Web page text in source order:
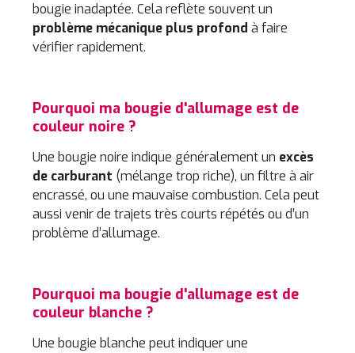
bougie inadaptée. Cela reflète souvent un
problème mécanique plus profond à faire
vérifier rapidement.
Pourquoi ma bougie d'allumage est de
couleur noire ?
Une bougie noire indique généralement un excès
de carburant (mélange trop riche), un filtre à air
encrassé, ou une mauvaise combustion. Cela peut
aussi venir de trajets très courts répétés ou d’un
problème d’allumage.
Pourquoi ma bougie d'allumage est de
couleur blanche ?
Une bougie blanche peut indiquer une